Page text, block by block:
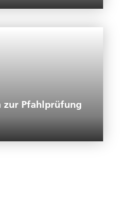
zur Pfahlprüfung